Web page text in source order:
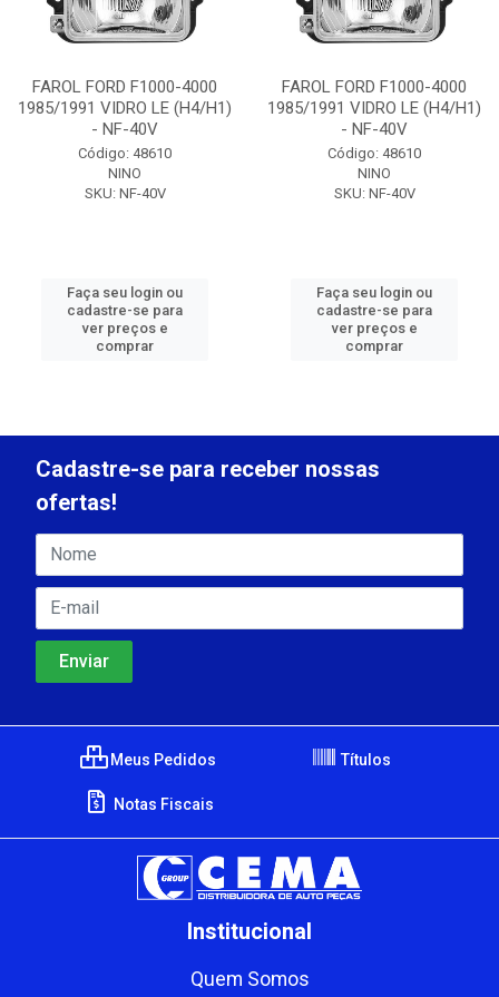
FAROL FORD F1000-4000
1985/1991 VIDRO LE (H4/H1)
- NF-40V
Código: 48610
NINO
SKU: NF-40V
Faça seu login ou
cadastre-se para
ver preços e
comprar
FAROL FORD F1000-4000
1985/1991 VIDRO LE (H4/H1)
- NF-40V
Código: 48610
NINO
SKU: NF-40V
Faça seu login ou
cadastre-se para
ver preços e
comprar
Cadastre-se para receber nossas
ofertas!
Meus Pedidos Títulos
Notas Fiscais
Institucional
Quem Somos